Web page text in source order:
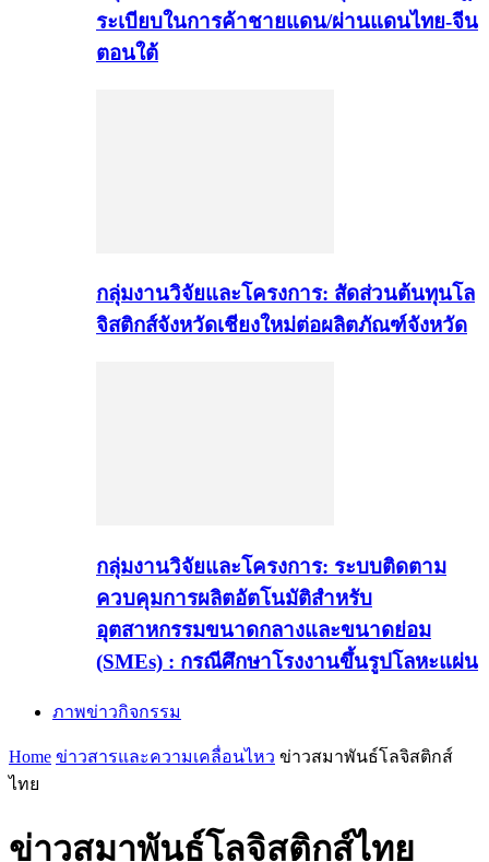
ระเบียบในการค้าชายแดน/ผ่านแดนไทย-จีน
ตอนใต้
กลุ่มงานวิจัยและโครงการ: สัดส่วนต้นทุนโล
จิสติกส์จังหวัดเชียงใหม่ต่อผลิตภัณฑ์จังหวัด
กลุ่มงานวิจัยและโครงการ: ระบบติดตาม
ควบคุมการผลิตอัตโนมัติสำหรับ
อุตสาหกรรมขนาดกลางและขนาดย่อม
(SMEs) : กรณีศึกษาโรงงานขึ้นรูปโลหะแผ่น
ภาพข่าวกิจกรรม
Home ข่าวสารและความเคลื่อนไหว ข่าวสมาพันธ์โลจิสติกส์
ไทย
ข่าวสมาพันธ์โลจิสติกส์ไทย